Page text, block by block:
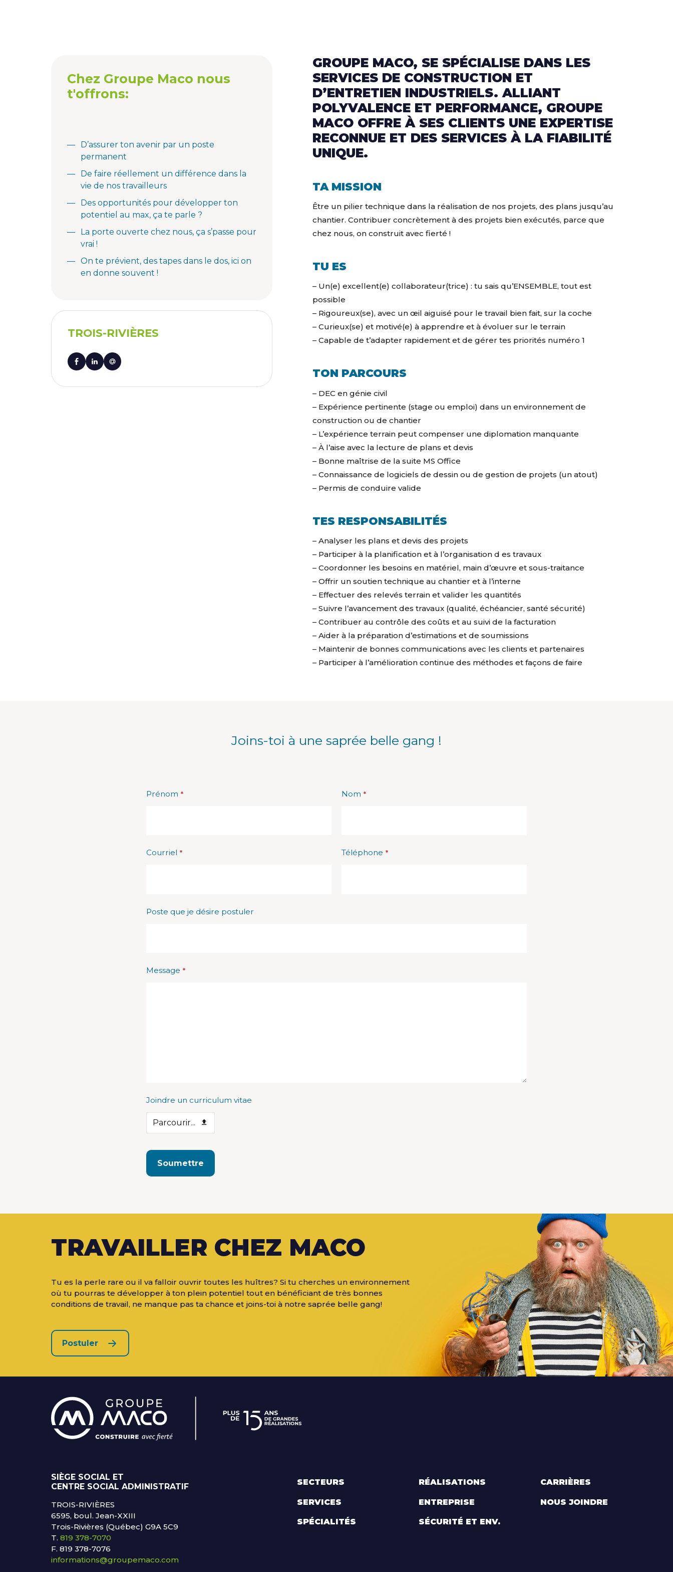
Chez Groupe Maco nous
t'offrons:
D’assurer ton avenir par un poste
permanent
De faire réellement un différence dans la
vie de nos travailleurs
Des opportunités pour développer ton
potentiel au max, ça te parle ?
La porte ouverte chez nous, ça s’passe pour
vrai !
On te prévient, des tapes dans le dos, ici on
en donne souvent !
TROIS-RIVIÈRES
GROUPE MACO, SE SPÉCIALISE DANS LES
SERVICES DE CONSTRUCTION ET
D’ENTRETIEN INDUSTRIELS. ALLIANT
POLYVALENCE ET PERFORMANCE, GROUPE
MACO OFFRE À SES CLIENTS UNE EXPERTISE
RECONNUE ET DES SERVICES À LA FIABILITÉ
UNIQUE.
TA MISSION
Être un pilier technique dans la réalisation de nos projets, des plans jusqu’au
chantier. Contribuer concrètement à des projets bien exécutés, parce que
chez nous, on construit avec fierté !
TU ES
– Un(e) excellent(e) collaborateur(trice) : tu sais qu’ENSEMBLE, tout est
possible
– Rigoureux(se), avec un œil aiguisé pour le travail bien fait, sur la coche
– Curieux(se) et motivé(e) à apprendre et à évoluer sur le terrain
– Capable de t’adapter rapidement et de gérer tes priorités numéro 1
TON PARCOURS
– DEC en génie civil
– Expérience pertinente (stage ou emploi) dans un environnement de
construction ou de chantier
– L’expérience terrain peut compenser une diplomation manquante
– À l’aise avec la lecture de plans et devis
– Bonne maîtrise de la suite MS Office
– Connaissance de logiciels de dessin ou de gestion de projets (un atout)
– Permis de conduire valide
TES RESPONSABILITÉS
– Analyser les plans et devis des projets
– Participer à la planification et à l’organisation d es travaux
– Coordonner les besoins en matériel, main d’œuvre et sous-traitance
– Offrir un soutien technique au chantier et à l’interne
– Effectuer des relevés terrain et valider les quantités
– Suivre l’avancement des travaux (qualité, échéancier, santé sécurité)
– Contribuer au contrôle des coûts et au suivi de la facturation
– Aider à la préparation d’estimations et de soumissions
– Maintenir de bonnes communications avec les clients et partenaires
– Participer à l’amélioration continue des méthodes et façons de faire
Joins-toi à une saprée belle gang !
Prénom * Nom *
Courriel * Téléphone *
Poste que je désire postuler
Message *
Joindre un curriculum vitae
Parcourir...
Soumettre
should
SIÈGE SOCIAL ET
CENTRE SOCIAL ADMINISTRATIF
TROIS-RIVIÈRES
6595, boul. Jean-XXIII
Trois-Rivières (Québec) G9A 5C9
T.819 378-7070
F. 819 378-7076
informations@groupemaco.com
SECTEURS
SERVICES
SPÉCIALITÉS
RÉALISATIONS
ENTREPRISE
SÉCURITÉ ET ENV.
CARRIÈRES
NOUS JOINDRE
TRAVAILLER CHEZ MACO
Tu es la perle rare ou il va falloir ouvrir toutes les huîtres? Si tu cherches un environnement
où tu pourras te développer à ton plein potentiel tout en bénéficiant de très bonnes
conditions de travail, ne manque pas ta chance et joins-toi à notre saprée belle gang!
Postuler